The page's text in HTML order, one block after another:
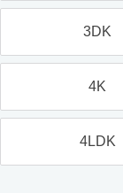
3DK
4K
4LDK